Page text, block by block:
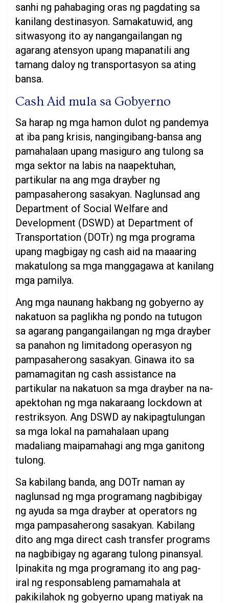
sanhi ng pahabaging oras ng pagdating sa
kanilang destinasyon. Samakatuwid, ang
sitwasyong ito ay nangangailangan ng
agarang atensyon upang mapanatili ang
tamang daloy ng transportasyon sa ating
bansa.
Cash Aid mula sa Gobyerno
Sa harap ng mga hamon dulot ng pandemya
at iba pang krisis, nangingibang-bansa ang
pamahalaan upang masiguro ang tulong sa
mga sektor na labis na naapektuhan,
partikular na ang mga drayber ng
pampasaherong sasakyan. Naglunsad ang
Department of Social Welfare and
Development (DSWD) at Department of
Transportation (DOTr) ng mga programa
upang magbigay ng cash aid na maaaring
makatulong sa mga manggagawa at kanilang
mga pamilya.
Ang mga naunang hakbang ng gobyerno ay
nakatuon sa paglikha ng pondo na tutugon
sa agarang pangangailangan ng mga drayber
sa panahon ng limitadong operasyon ng
pampasaherong sasakyan. Ginawa ito sa
pamamagitan ng cash assistance na
partikular na nakatuon sa mga drayber na na-
apektohan ng mga nakaraang lockdown at
restriksyon. Ang DSWD ay nakipagtulungan
sa mga lokal na pamahalaan upang
madaliang maipamahagi ang mga ganitong
tulong.
Sa kabilang banda, ang DOTr naman ay
naglunsad ng mga programang nagbibigay
ng ayuda sa mga drayber at operators ng
mga pampasaherong sasakyan. Kabilang
dito ang mga direct cash transfer programs
na nagbibigay ng agarang tulong pinansyal.
Ipinakita ng mga programang ito ang pag-
iral ng responsableng pamamahala at
pakikilahok ng gobyerno upang matiyak na